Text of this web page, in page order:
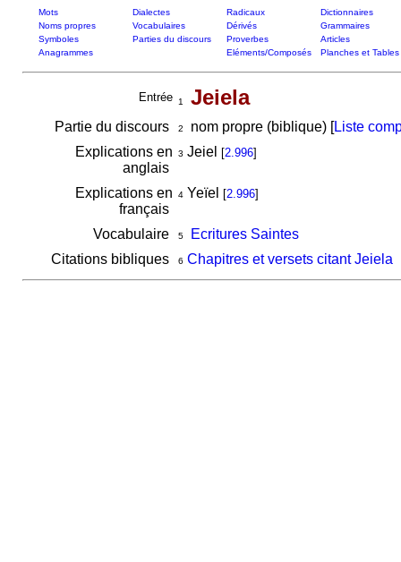
Mots Dialectes Radicaux
Dictionnaires
Noms propres
Vocabulaires Dérivés
Grammaires
Symboles
Parties du discours Proverbes
Articles
Anagrammes
Eléments/Composés Planches et Tables
Entrée 1 Jeiela
Partie du discours 2 nom propre (biblique) [Liste
Explications en
anglais
3 Jeiel [2.996]
Explications en
français
4Yeïel [2.996]
Vocabulaire 5
Ecritures Saintes
Citations bibliques
6 Chapitres et versets citant Jeiela